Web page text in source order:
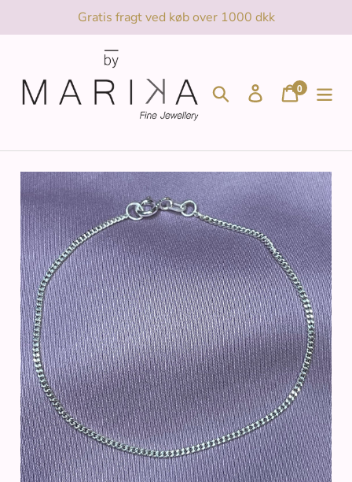
Gratis fragt ved køb over 1000 dkk
Søg Log ind
0genstande